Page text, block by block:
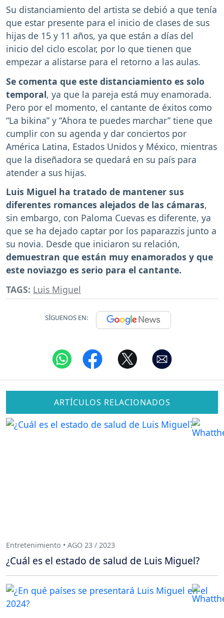
Su distanciamiento del artista se debió a que tenía
que estar presente para el inicio de clases de sus
hijas de 15 y 11 años, ya que están a días del
inicio del ciclo escolar, por lo que tienen que
empezar a alistarse para el retorno a las aulas.
Se comenta que este distanciamiento es solo
temporal, ya que la pareja está muy enamorada.
Pero por el momento, el cantante de éxitos como
“La bikina” y “Ahora te puedes marchar” tiene que
cumplir con su agenda y dar conciertos por
América Latina, Estados Unidos y México, mientras
que la diseñadora se quedará en su país para
atender a sus hijas.
Luis Miguel ha tratado de mantener sus
diferentes romances alejados de las cámaras,
sin embargo, con Paloma Cuevas es diferente, ya
que se ha dejado captar por los paparazzis junto a
su novia. Desde que iniciaron su relación,
demuestran que están muy enamorados y que
este noviazgo es serio para el cantante.
TAGS: Luis Miguel
SÍGUENOS EN:
ARTÍCULOS RELACIONADOS
Entretenimiento • AGO 23 / 2023
¿Cuál es el estado de salud de Luis Miguel?